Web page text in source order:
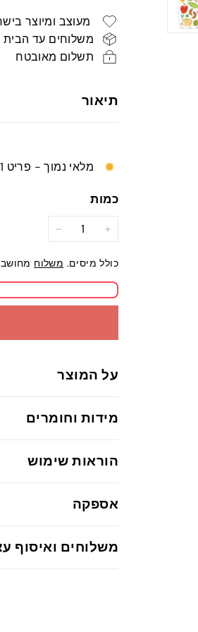
רגיל
מעוצב ומיוצר
משלוחים עד הבית
תשלום מאובטח
תיאור
מלאי נמוך - פריט 1 נותר
כמות
כולל מיסים. משלוח
על המוצר
מידות וחומרים
הוראות שימוש
אספקה
משלוחים ואיסוף